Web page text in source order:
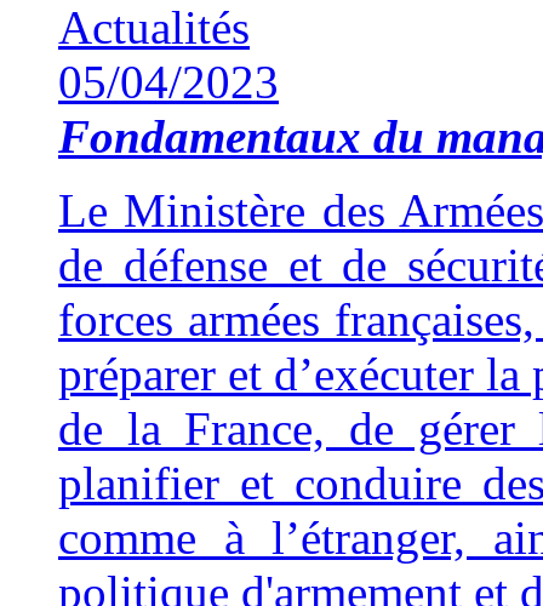
Actualités
05/04/2023
Fondamentaux du
Le Ministère des
de défense et de
forces armées
préparer et d’exécuter
de la France, de gérer
planifier et conduire
comme à l’étranger,
politique d'armement et